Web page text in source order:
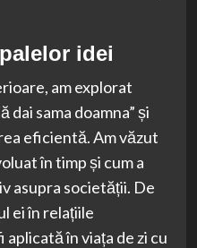
idei
am explorat
dai sama doamna” și
eficientă. Am văzut
în timp și cum a
asupra societății. De
ei în relațiile
în viața de zi cu